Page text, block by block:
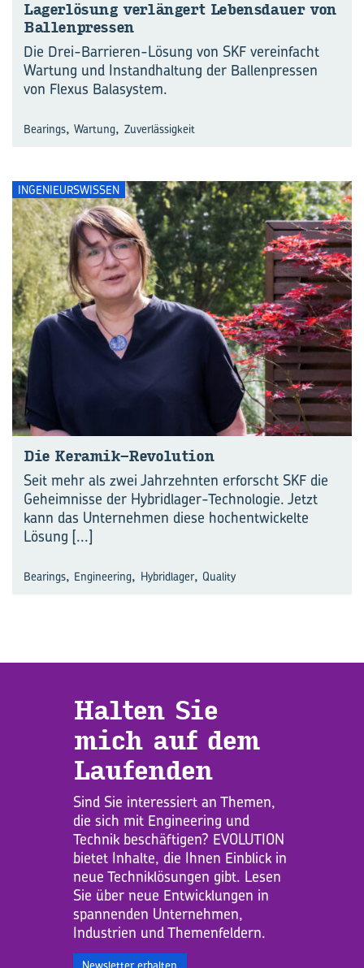
La­ger­lö­sung ver­län­gert Le­bens­dau­er von
Bal­len­pres­sen
Die Drei-Barrieren-Lösung von SKF vereinfacht
Wartung und Instandhaltung der Ballenpressen
von Flexus Balasystem.
Bearings, Wartung, Zuverlässigkeit
INGENIEURSWISSEN
Die Keramik-​Revolution
Seit mehr als zwei Jahrzehnten erforscht SKF die
Geheimnisse der Hybridlager-Technologie. Jetzt
kann das Unternehmen diese hochentwickelte
Lösung [...]
Bearings, Engineering, Hybridlager, Quality
Hal­ten Sie
mich auf dem
Lau­fen­den
Sind Sie interessiert an Themen,
die sich mit Engineering und
Technik beschäftigen? EVOLUTION
bietet Inhalte, die Ihnen Einblick in
neue Techniklösungen gibt. Lesen
Sie über neue Entwicklungen in
spannenden Unternehmen,
Industrien und Themenfeldern.